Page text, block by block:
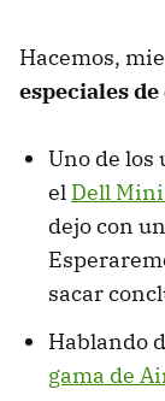
Hacemos,
especiales
Uno de los
el Dell
dejo con
sacar
Hablando
gama de